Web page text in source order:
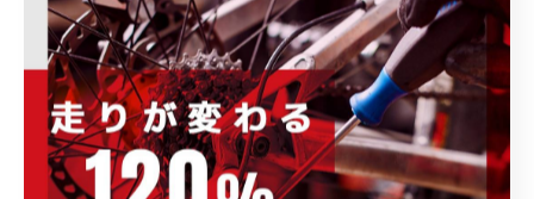
住所 :群馬県伊勢崎市連取元町２８７ー１
電話番号: 0270-23-9080（お問い合わせ）
--------------------------------------------------------------------